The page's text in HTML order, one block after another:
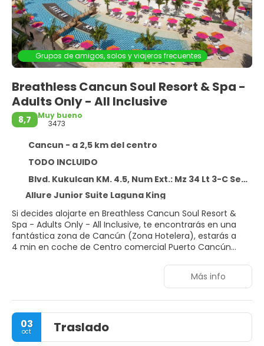
Grupos de amigos, solos y viajeros frecuentes
Breathless Cancun Soul Resort & Spa -
Adults Only - All Inclusive
8,7
Muy bueno
3473
Cancun - a 2,5 km del centro
TODO INCLUIDO
Blvd. Kukulcan KM. 4.5, Num Ext.: Mz 34 Lt 3-C Seccion C Int SN, Zona Hotelera, Cancun 77500
Allure Junior Suite Laguna King
Si decides alojarte en Breathless Cancun Soul Resort &
Spa - Adults Only - All Inclusive, te encontrarás en una
fantástica zona de Cancún (Zona Hotelera), estarás a
4 min en coche de Centro comercial Puerto Cancún
Además, este alojamiento con todo incluido se encuentra
a 5,2 km de Campo de golf Puerto Cancún y a 7,6 km de
Para un relax sin igual, nada como una visita al spa, que
ofrece masajes, tratamientos corporales y tratamientos
faciales. La diversión está asegurada en este alojamiento,
Más info
03
oct Traslado